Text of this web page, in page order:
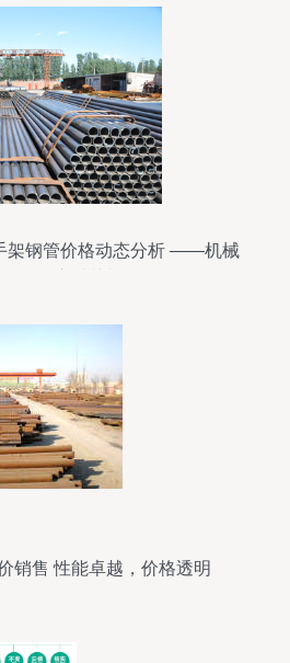
架钢管价格动态分析 ——机械
销售 性能卓越，价格透明